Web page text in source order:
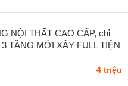
NỘI THẤT CAO CẤP, chỉ
TẦNG MỚI XÂY FULL TIỆN
SĐT
4 triệu